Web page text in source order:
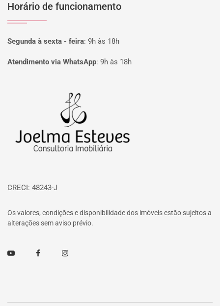
Horário de funcionamento
Segunda à sexta - feira: 9h às 18h
Atendimento via WhatsApp: 9h às 18h
CRECI: 48243-J
Os valores, condições e disponibilidade dos imóveis estão sujeitos a
alterações sem aviso prévio.
Youtube FacebookInstagram